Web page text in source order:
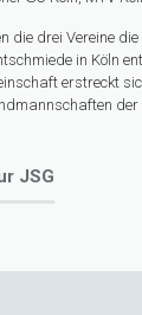
die drei Vereine
in Köln
erstreckt
der
JSG